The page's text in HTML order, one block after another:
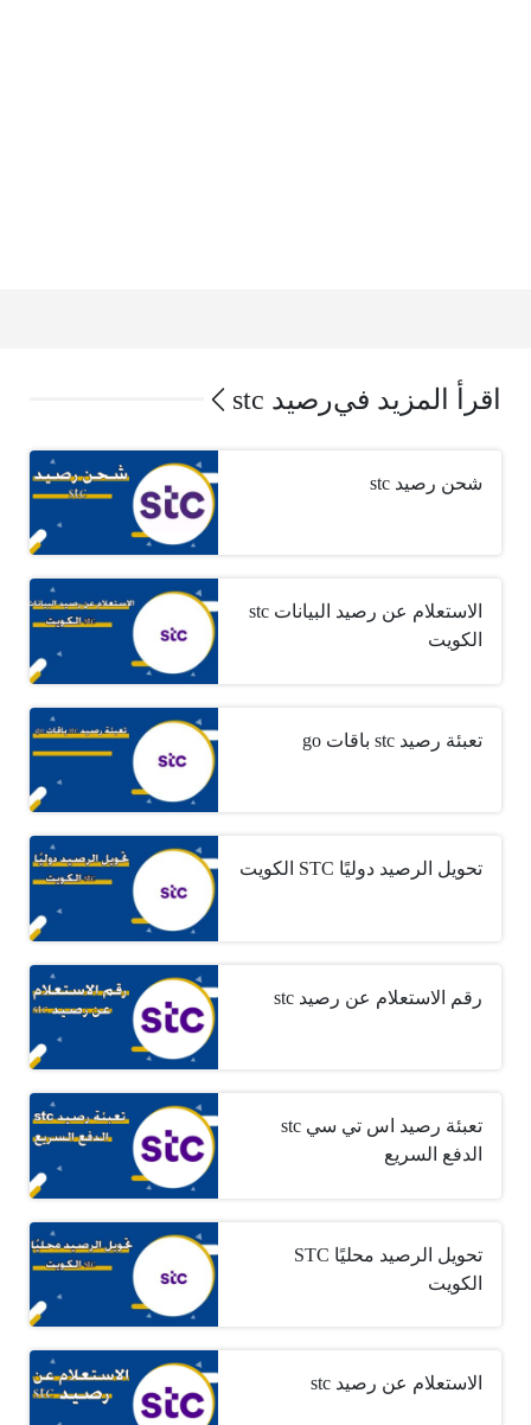
اقرأ المزيد فيرصيد stc
شحن رصيد stc
الاستعلام عن رصيد البيانات stc
الكويت
تعبئة رصيد stc باقات go
تحويل الرصيد دوليًا STC الكويت
رقم الاستعلام عن رصيد stc
تعبئة رصيد اس تي سي stc
الدفع السريع
تحويل الرصيد محليًا STC
الكويت
الاستعلام عن رصيد stc